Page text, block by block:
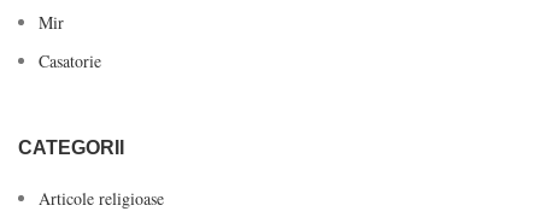
Mir
Casatorie
CATEGORII
Articole religioase